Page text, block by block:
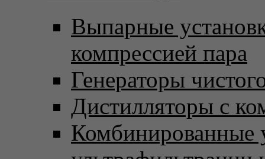
Выпарные
компрессией пара
Генераторы
Дистилляторы с
Комбинированные